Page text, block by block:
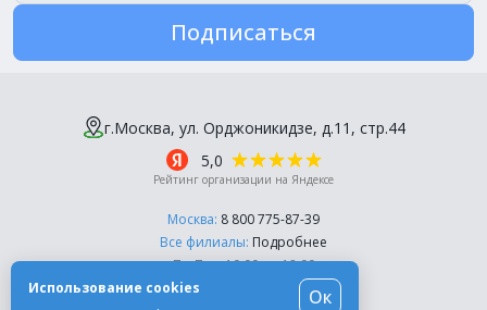
Подписаться
г.Москва, ул. Орджоникидзе, д.11, стр.44
5,0
Рейтинг организации на Яндексе
Москва: 8 800 775-87-39
Все филиалы: Подробнее
Пн-Пт, с 10:00 до 18:00
Использование cookies
Ок